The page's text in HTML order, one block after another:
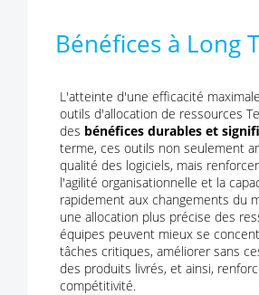
Bénéfices à Long
L'atteinte d'une efficacité
outils d'allocation de ressources
des bénéfices durables et
terme, ces outils non seulement
qualité des logiciels, mais
l'agilité organisationnelle et la
rapidement aux changements du
une allocation plus précise des
équipes peuvent mieux se
tâches critiques, améliorer sans
des produits livrés, et ainsi,
compétitivité.